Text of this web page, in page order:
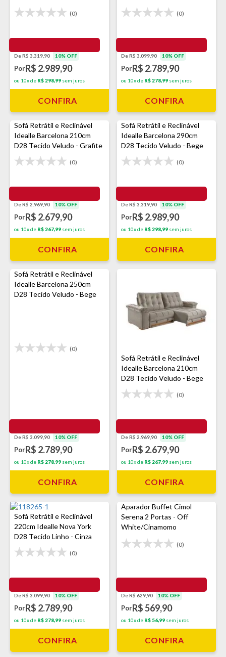
(0)
De R$ 3.319,90 10% OFF
PorR$ 2.989,90
ou 10x de R$ 298,99 sem juros
CONFIRA
(0)
De R$ 3.099,90 10% OFF
PorR$ 2.789,90
ou 10x de R$ 278,99 sem juros
CONFIRA
Sofá Retrátil e Reclinável
Idealle Barcelona 210cm
D28 Tecido Veludo - Grafite
(0)
De R$ 2.969,90 10% OFF
PorR$ 2.679,90
ou 10x de R$ 267,99 sem juros
CONFIRA
Sofá Retrátil e Reclinável
Idealle Barcelona 290cm
D28 Tecido Veludo - Bege
(0)
De R$ 3.319,90 10% OFF
PorR$ 2.989,90
ou 10x de R$ 298,99 sem juros
CONFIRA
Sofá Retrátil e Reclinável
Idealle Barcelona 250cm
D28 Tecido Veludo - Bege
(0)
De R$ 3.099,90 10% OFF
PorR$ 2.789,90
ou 10x de R$ 278,99 sem juros
CONFIRA
Sofá Retrátil e Reclinável
Idealle Barcelona 210cm
D28 Tecido Veludo - Bege
(0)
De R$ 2.969,90 10% OFF
PorR$ 2.679,90
ou 10x de R$ 267,99 sem juros
CONFIRA
Sofá Retrátil e Reclinável
220cm Idealle Nova York
D28 Tecido Linho - Cinza
(0)
De R$ 3.099,90 10% OFF
PorR$ 2.789,90
ou 10x de R$ 278,99 sem juros
CONFIRA
Aparador Buffet Cimol
Serena 2 Portas - Off
White/Cinamomo
(0)
De R$ 629,90 10% OFF
PorR$ 569,90
ou 10x de R$ 56,99 sem juros
CONFIRA